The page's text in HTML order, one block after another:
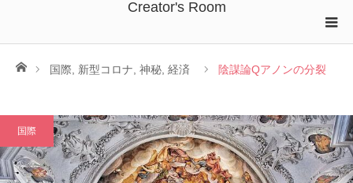
Creator's Room
ホーム国際 新型コロナ 神秘 経済 陰謀論Qアノンの分裂
国際